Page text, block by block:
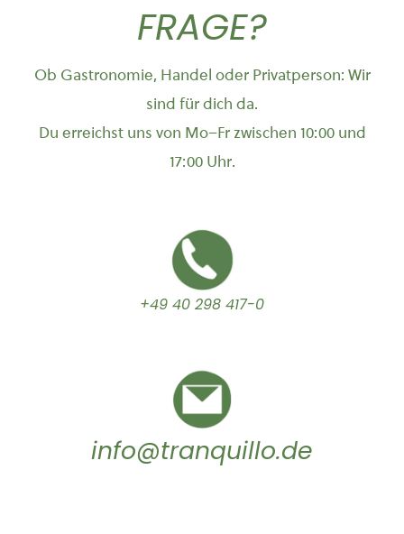
FRAGE?
Ob Gastronomie, Handel oder Privatperson: Wir
sind für dich da.
Du erreichst uns von Mo–Fr zwischen 10:00 und
17:00 Uhr.
+49 40 298 417-0
info@tranquillo.de